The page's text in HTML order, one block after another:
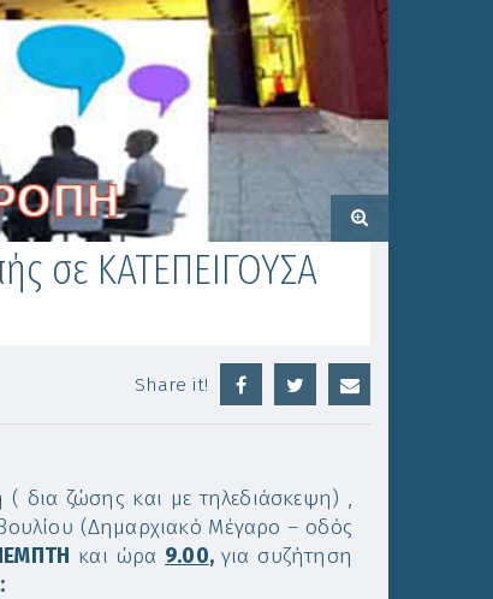
σε ΚΑΤΕΠΕΙΓΟΥΣΑ
Share it!
( δια ζώσης και με τηλεδιάσκεψη) ,
(Δημαρχιακό Μέγαρο – οδός
και ώρα 9.00, για συζήτηση
: